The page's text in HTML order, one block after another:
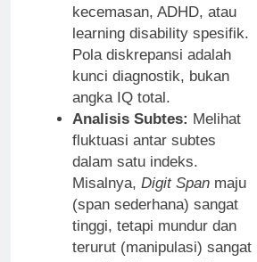
kecemasan, ADHD, atau
learning disability spesifik.
Pola diskrepansi adalah
kunci diagnostik, bukan
angka IQ total.
Analisis Subtes: Melihat
fluktuasi antar subtes
dalam satu indeks.
Misalnya, Digit Spanmaju
(span sederhana) sangat
tinggi, tetapi mundur dan
terurut (manipulasi) sangat